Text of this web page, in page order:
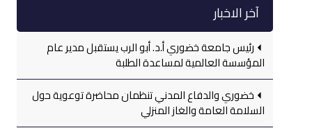
آخر الاخبار
رئيس جامعة خضوري أ.د. أبو الرب يستقبل مدير عام
المؤسسة العالمية لمساعدة الطلبة
خضوري والدفاع المدني تنظمان محاضرة توعوية حول
السلامة العامة والغاز المنزلي